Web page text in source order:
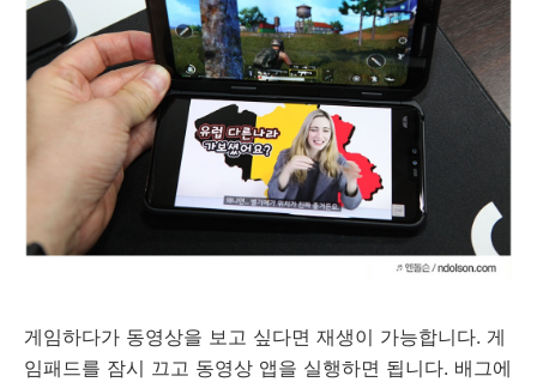
게임하다가 동영상을 보고 싶다면 재생이 가능합니다. 게
임패드를 잠시 끄고 동영상 앱을 실행하면 됩니다. 배그에